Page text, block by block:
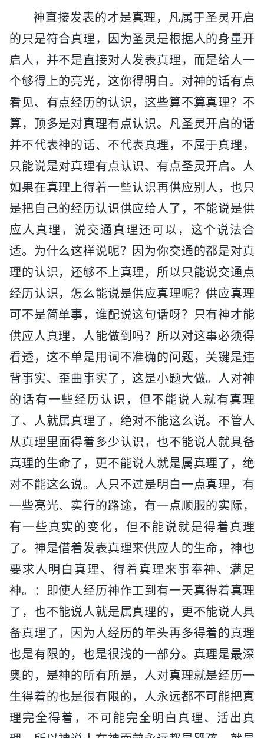
神直接发表的才是真理，凡属于圣灵开启
的只是符合真理，因为圣灵是根据人的身量开
启人，并不是直接对人发表真理，而是给人一
个够得上的亮光，这你得明白。对神的话有点
看见、有点经历的认识，这些算不算真理？不
算，顶多是对真理有点认识。凡圣灵开启的话
并不代表神的话、不代表真理，不属于真理，
只能说是对真理有点认识、有点圣灵开启。人
如果在真理上得着一些认识再供应别人，也只
是把自己的经历认识供应给人了，不能说是供
应人真理，说交通真理还可以，这个说法合
适。为什么这样说呢？因为你交通的都是对真
理的认识，还够不上真理，所以只能说交通点
经历认识，怎么能说是供应真理呢？供应真理
可不是简单事，谁配说这句话呀？只有神才能
供应人真理，人能做到吗？所以对这事必须得
看透，这不单是用词不准确的问题，关键是违
背事实、歪曲事实了，这是小题大做。人对神
的话有一些经历认识，但不能说人就有真理
了、人就属真理了，绝对不能这么说。不管人
从真理里面得着多少认识，也不能说人就具备
真理的生命了，更不能说人就是属真理了，绝
对不能这么说。人只不过是明白一点真理，有
一些亮光、实行的路途，有一点顺服的实际，
有一些真实的变化，但不能说就是得着真理
了。神是借着发表真理来供应人的生命，神也
要求人明白真理、得着真理来事奉神、满足
神。：即使人经历神作工到有一天真得着真理
了，也不能说人就是属真理的，更不能说人具
备真理了，因为人经历的年头再多得着的真理
也是有限的，也是很浅的一部分。真理是最深
奥的，是神的所有所是，人对真理就是经历一
生得着的也是很有限的，人永远都不可能把真
理完全得着，不可能完全明白真理、活出真